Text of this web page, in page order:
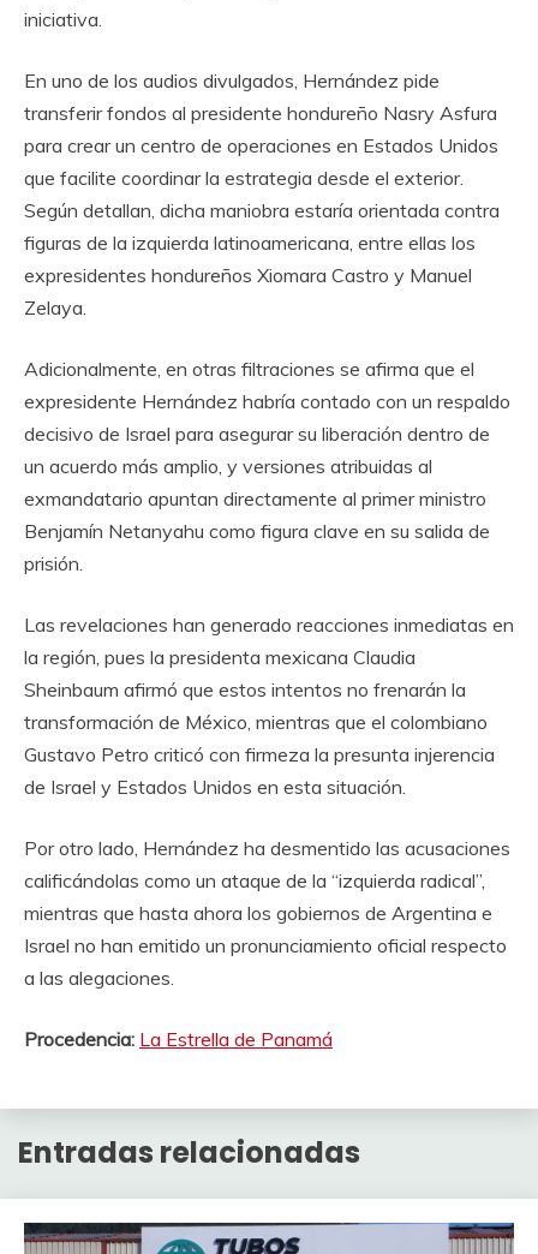
iniciativa.
En uno de los audios divulgados, Hernández pide
transferir fondos al presidente hondureño Nasry Asfura
para crear un centro de operaciones en Estados Unidos
que facilite coordinar la estrategia desde el exterior.
Según detallan, dicha maniobra estaría orientada contra
figuras de la izquierda latinoamericana, entre ellas los
expresidentes hondureños Xiomara Castro y Manuel
Zelaya.
Adicionalmente, en otras filtraciones se afirma que el
expresidente Hernández habría contado con un respaldo
decisivo de Israel para asegurar su liberación dentro de
un acuerdo más amplio, y versiones atribuidas al
exmandatario apuntan directamente al primer ministro
Benjamín Netanyahu como figura clave en su salida de
prisión.
Las revelaciones han generado reacciones inmediatas en
la región, pues la presidenta mexicana Claudia
Sheinbaum afirmó que estos intentos no frenarán la
transformación de México, mientras que el colombiano
Gustavo Petro criticó con firmeza la presunta injerencia
de Israel y Estados Unidos en esta situación.
Por otro lado, Hernández ha desmentido las acusaciones
calificándolas como un ataque de la “izquierda radical”,
mientras que hasta ahora los gobiernos de Argentina e
Israel no han emitido un pronunciamiento oficial respecto
a las alegaciones.
Procedencia: La Estrella de Panamá
Entradas relacionadas